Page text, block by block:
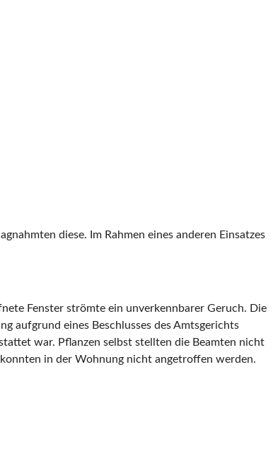
diese. Im Rahmen eines anderen Einsatzes
Fenster strömte ein unverkennbarer Geruch. Die
aufgrund eines Beschlusses des Amtsgerichts
war. Pflanzen selbst stellten die Beamten nicht
in der Wohnung nicht angetroffen werden.